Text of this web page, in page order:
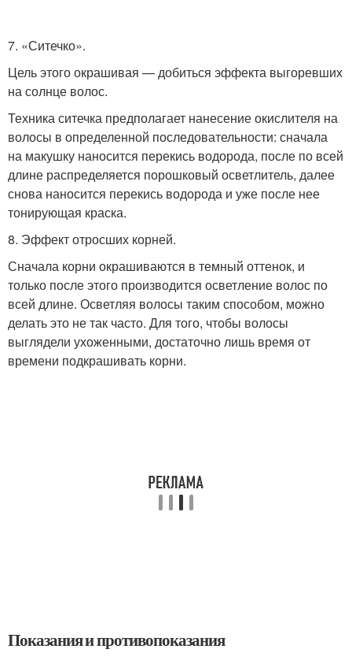
7. «Ситечко».
Цель этого окрашивая — добиться эффекта выгоревших
на солнце волос.
Техника ситечка предполагает нанесение окислителя на
волосы в определенной последовательности: сначала
на макушку наносится перекись водорода, после по всей
длине распределяется порошковый осветлитель, далее
снова наносится перекись водорода и уже после нее
тонирующая краска.
8. Эффект отросших корней.
Сначала корни окрашиваются в темный оттенок, и
только после этого производится осветление волос по
всей длине. Осветляя волосы таким способом, можно
делать это не так часто. Для того, чтобы волосы
выглядели ухоженными, достаточно лишь время от
времени подкрашивать корни.
Показания и противопоказания